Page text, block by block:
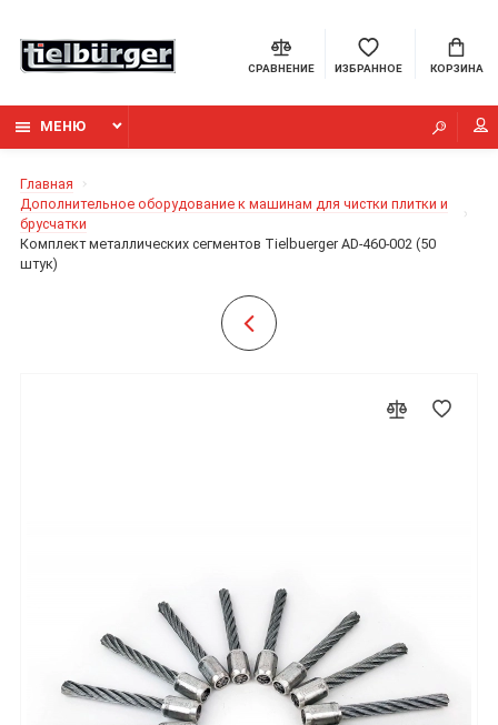
СРАВНЕНИЕ ИЗБРАННОЕ КОРЗИНА
МЕНЮ
Главная
Дополнительное оборудование к машинам для чистки плитки и
брусчатки
Комплект металлических сегментов Tielbuerger AD-460-002 (50
штук)